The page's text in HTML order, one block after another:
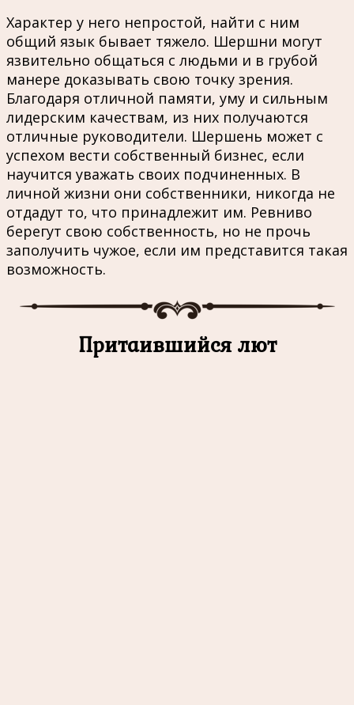
Характер у него непростой, найти с ним
общий язык бывает тяжело. Шершни могут
язвительно общаться с людьми и в грубой
манере доказывать свою точку зрения.
Благодаря отличной памяти, уму и сильным
лидерским качествам, из них получаются
отличные руководители. Шершень может с
успехом вести собственный бизнес, если
научится уважать своих подчиненных. В
личной жизни они собственники, никогда не
отдадут то, что принадлежит им. Ревниво
берегут свою собственность, но не прочь
заполучить чужое, если им представится такая
возможность.
Притаившийся лют